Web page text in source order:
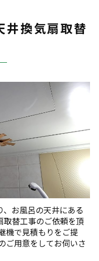
井換気扇取替
お風呂の天井にある
替工事のご依頼を頂
機で見積もりをご提
ご用意をしてお伺いさ